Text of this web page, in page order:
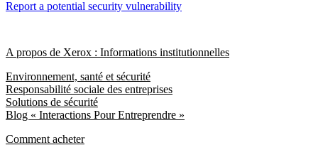
Report a potential security vulnerability
A propos de Xerox : Informations institutionnelles
Environnement, santé et sécurité
Responsabilité sociale des entreprises
Solutions de sécurité
Blog « Interactions Pour Entreprendre »
Comment acheter